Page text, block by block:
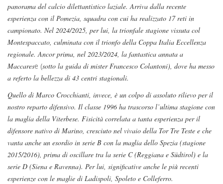
panorama del calcio dilettantistico laziale. Arriva dalla recente
esperienza con il Pomezia, squadra con cui ha realizzato 17 reti in
campionato. Nel 2024/2025, per lui, la trionfale stagione vissuta col
Montespaccato, culminata con il trionfo della Coppa Italia Eccellenza
regionale. Ancor prima, nel 2023/2024, la fantastica annata a
Maccarese (sotto la guida di mister Francesco Colantoni), dove ha messo
a referto la bellezza di 43 centri stagionali.
Quello di Marco Crocchianti, invece, è un colpo di assoluto rilievo per il
nostro reparto difensivo. Il classe 1996 ha trascorso l’ultima stagione con
la maglia della Viterbese. Fisicità correlata a tanta esperienza per il
difensore nativo di Marino, cresciuto nel vivaio della Tor Tre Teste e che
vanta anche un esordio in serie B con la maglia dello Spezia (stagione
2015/2016), prima di oscillare tra la serie C (Reggiana e Südtirol) e la
serie D (Siena e Ravenna). Per lui, significative anche le più recenti
esperienze con le maglie di Ladispoli, Spoleto e Colleferro.